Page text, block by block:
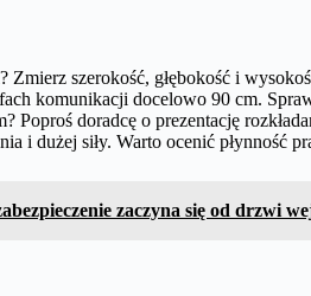
szerokość, głębokość i
komunikacji docelowo 90 cm.
Poproś doradcę o prezentację
i dużej siły. Warto ocenić płynność
zaczyna się od drzwi